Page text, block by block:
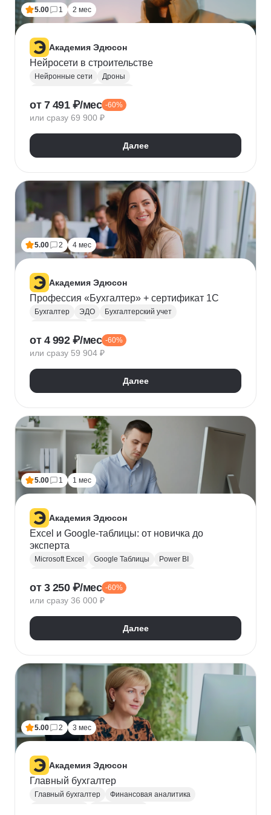
5.00 1 2 мес
Академия Эдюсон
Нейросети в строительстве
Нейронные сети
Дроны
Компьютерное зрение
Автоматизация процессов
Сметное дело
Промпт-инжиниринг
Строительство
от 7 491 ₽/мес -60%
или сразу 69 900 ₽
Далее
5.00 2 4 мес
Академия Эдюсон
Профессия «Бухгалтер» + сертификат 1С
Бухгалтер ЭДО
Бухгалтерский учет
Математическая статистика
Взаимодействие с государственными органами
1С:Бухгалтерия
Налоговый учет
Первичная документация
от 4 992 ₽/мес -60%
или сразу 59 904 ₽
Далее
5.00 1 1 мес
Академия Эдюсон
Excel и Google-таблицы: от новичка до
эксперта
Microsoft Excel Google Таблицы
Power BI
Excel для экономистов
Прикладное ПО
Power Query
Макрос
Microsoft Office
от 3 250 ₽/мес -60%
или сразу 36 000 ₽
Далее
5.00 2 3 мес
Академия Эдюсон
Главный бухгалтер
Главный бухгалтер
Финансовая аналитика